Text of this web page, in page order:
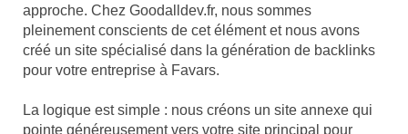
approche. Chez Goodalldev.fr, nous sommes
pleinement conscients de cet élément et nous avons
créé un site spécialisé dans la génération de backlinks
pour votre entreprise à Favars.
La logique est simple : nous créons un site annexe qui
pointe généreusement vers votre site principal pour